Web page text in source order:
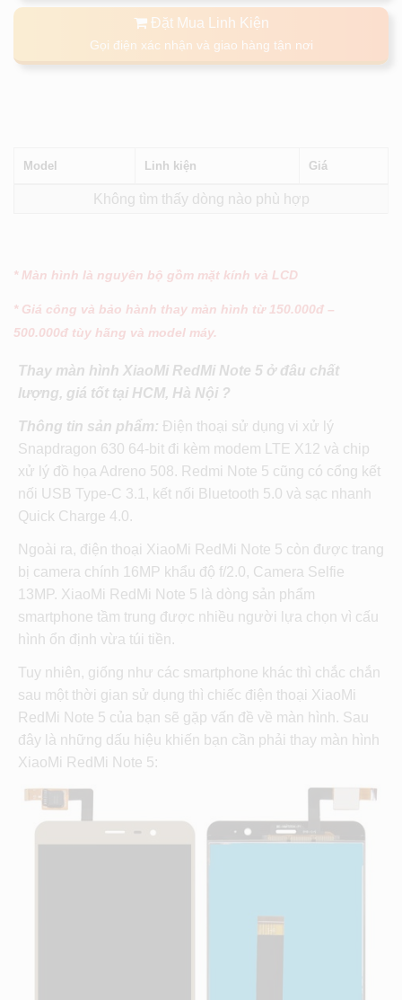
Đặt Mua Linh Kiện
Gọi điện xác nhận và giao hàng tận nơi
Model Linh kiện Giá
Không tìm thấy dòng nào phù hợp
* Màn hình là nguyên bộ gồm mặt kính và LCD
* Giá công và bảo hành thay màn hình từ 150.000đ –
500.000đ tùy hãng và model máy.
Thay màn hình XiaoMi RedMi Note 5 ở đâu chất
lượng, giá tốt tại HCM, Hà Nội ?
Thông tin sản phẩm: Điện thoại sử dụng vi xử lý
Snapdragon 630 64-bit đi kèm modem LTE X12 và chip
xử lý đồ họa Adreno 508. Redmi Note 5 cũng có cổng kết
nối USB Type-C 3.1, kết nối Bluetooth 5.0 và sạc nhanh
Quick Charge 4.0.
Ngoài ra, điện thoại XiaoMi RedMi Note 5 còn được trang
bị camera chính 16MP khẩu độ f/2.0, Camera Selfie
13MP. XiaoMi RedMi Note 5 là dòng sản phẩm
smartphone tầm trung được nhiều người lựa chọn vì cấu
hình ổn định vừa túi tiền.
Tuy nhiên, giống như các smartphone khác thì chắc chắn
sau một thời gian sử dụng thì chiếc điện thoại XiaoMi
RedMi Note 5 của bạn sẽ gặp vấn đề về màn hình. Sau
đây là những dấu hiệu khiến bạn cần phải thay màn hình
XiaoMi RedMi Note 5: